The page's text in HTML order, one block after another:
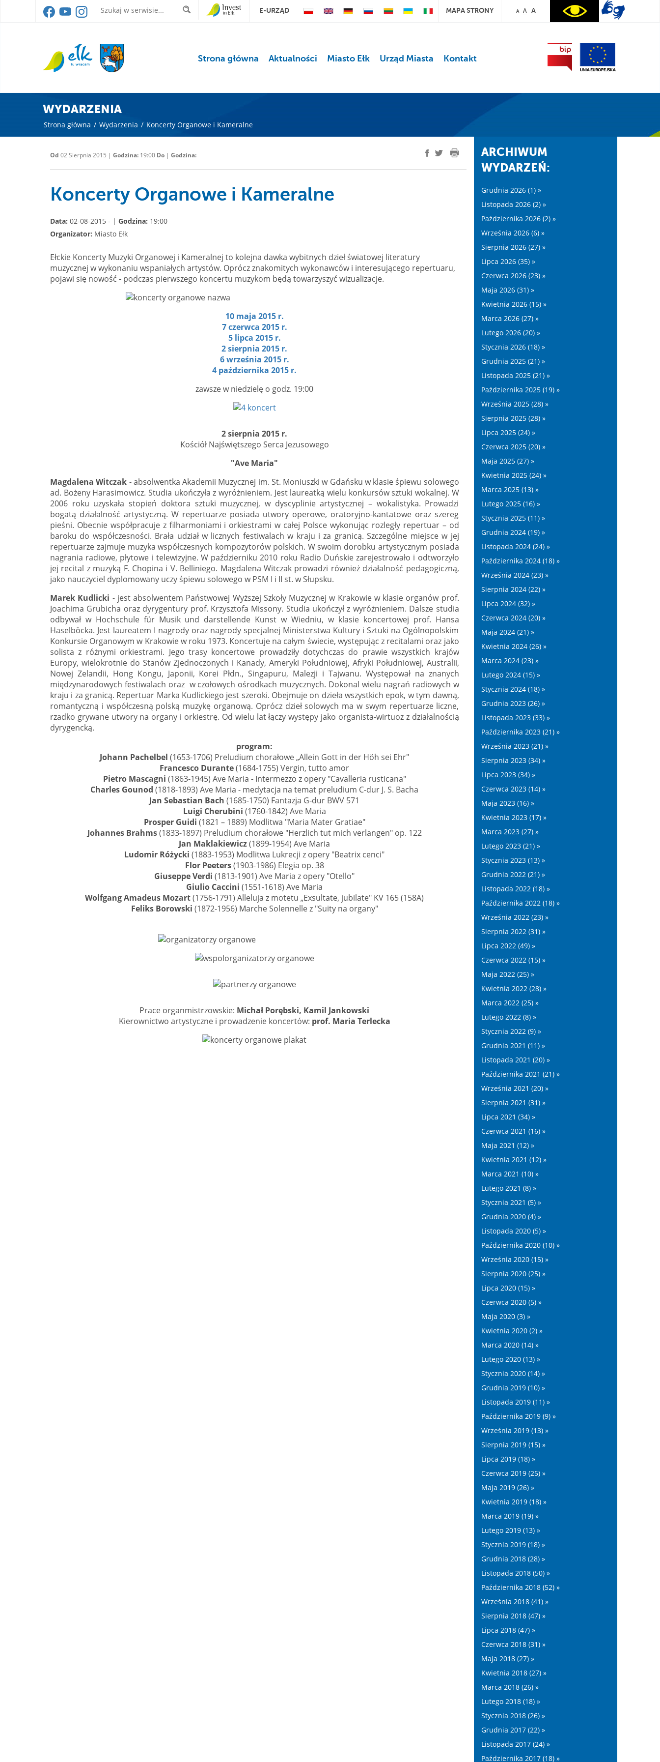
E-URZĄD MAPA STRONY A A A
Strona główna Aktualności Miasto Ełk Urząd Miasta Kontakt
WYDARZENIA
Strona główna / Wydarzenia / Koncerty Organowe i Kameralne
Od 02 Sierpnia 2015 | Godzina: 19:00 Do | Godzina:
Koncerty Organowe i Kameralne
Data: 02-08-2015 - | Godzina: 19:00
Organizator: Miasto Ełk
Ełckie Koncerty Muzyki Organowej i Kameralnej to kolejna dawka wybitnych dzieł światowej literatury
muzycznej w wykonaniu wspaniałych artystów. Oprócz znakomitych wykonawców i interesującego repertuaru,
pojawi się nowość - podczas pierwszego koncertu muzykom będą towarzyszyć wizualizacje.
10 maja 2015 r.
7 czerwca 2015 r.
5 lipca 2015 r.
2 sierpnia 2015 r.
6 września 2015 r.
4 października 2015 r.
zawsze w niedzielę o godz. 19:00
2 sierpnia 2015 r.
Kościół Najświętszego Serca Jezusowego
"Ave Maria"
Magdalena Witczak - absolwentka Akademii Muzycznej im. St. Moniuszki w Gdańsku w klasie śpiewu solowego
ad. Bożeny Harasimowicz. Studia ukończyła z wyróżnieniem. Jest laureatką wielu konkursów sztuki wokalnej. W
2006 roku uzyskała stopień doktora sztuki muzycznej, w dyscyplinie artystycznej – wokalistyka. Prowadzi
bogatą działalność artystyczną. W repertuarze posiada utwory operowe, oratoryjno-kantatowe oraz szereg
pieśni. Obecnie współpracuje z filharmoniami i orkiestrami w całej Polsce wykonując rozległy repertuar – od
baroku do współczesności. Brała udział w licznych festiwalach w kraju i za granicą. Szczególne miejsce w jej
repertuarze zajmuje muzyka współczesnych kompozytorów polskich. W swoim dorobku artystycznym posiada
nagrania radiowe, płytowe i telewizyjne. W październiku 2010 roku Radio Duńskie zarejestrowało i odtworzyło
jej recital z muzyką F. Chopina i V. Belliniego. Magdalena Witczak prowadzi również działalność pedagogiczną,
jako nauczyciel dyplomowany uczy śpiewu solowego w PSM I i II st. w Słupsku.
Marek Kudlicki - jest absolwentem Państwowej Wyższej Szkoły Muzycznej w Krakowie w klasie organów prof.
Joachima Grubicha oraz dyrygentury prof. Krzysztofa Missony. Studia ukończył z wyróżnieniem. Dalsze studia
odbywał w Hochschule für Musik und darstellende Kunst w Wiedniu, w klasie koncertowej prof. Hansa
Haselböcka. Jest laureatem I nagrody oraz nagrody specjalnej Ministerstwa Kultury i Sztuki na Ogólnopolskim
Konkursie Organowym w Krakowie w roku 1973. Koncertuje na całym świecie, występując z recitalami oraz jako
solista z różnymi orkiestrami. Jego trasy koncertowe prowadziły dotychczas do prawie wszystkich krajów
Europy, wielokrotnie do Stanów Zjednoczonych i Kanady, Ameryki Południowej, Afryki Południowej, Australii,
Nowej Zelandii, Hong Kongu, Japonii, Korei Płdn., Singapuru, Malezji i Tajwanu. Występował na znanych
międzynarodowych festiwalach oraz w czołowych ośrodkach muzycznych. Dokonal wielu nagrań radiowych w
kraju i za granicą. Repertuar Marka Kudlickiego jest szeroki. Obejmuje on dzieła wszystkich epok, w tym dawną,
romantyczną i współczesną polską muzykę organową. Oprócz dzieł solowych ma w swym repertuarze liczne,
rzadko grywane utwory na organy i orkiestrę. Od wielu lat łączy występy jako organista-wirtuoz z działalnością
dyrygencką.
program:
Johann Pachelbel (1653-1706) Preludium chorałowe „Allein Gott in der Höh sei Ehr"
Francesco Durante(1684-1755) Vergin, tutto amor
Pietro Mascagni (1863-1945) Ave Maria - Intermezzo z opery "Cavalleria rusticana"
Charles Gounod (1818-1893) Ave Maria - medytacja na temat preludium C-dur J. S. Bacha
Jan Sebastian Bach (1685-1750) Fantazja G-dur BWV 571
Luigi Cherubini (1760-1842) Ave Maria
Prosper Guidi (1821 – 1889) Modlitwa "Maria Mater Gratiae"
Johannes Brahms(1833-1897) Preludium chorałowe "Herzlich tut mich verlangen" op. 122
Jan Maklakiewicz(1899-1954) Ave Maria
Ludomir Różycki (1883-1953) Modlitwa Lukrecji z opery "Beatrix cenci"
Flor Peeters(1903-1986) Elegia op. 38
Giuseppe Verdi (1813-1901) Ave Maria z opery "Otello"
Giulio Caccini (1551-1618) Ave Maria
Wolfgang Amadeus Mozart(1756-1791) Alleluja z motetu „Exsultate, jubilate" KV 165 (158A)
Feliks Borowski (1872-1956) Marche Solennelle z "Suity na organy"
Prace organmistrzowskie: Michał Porębski, Kamil Jankowski
Kierownictwo artystyczne i prowadzenie koncertów: prof. Maria Terlecka
ARCHIWUM
WYDARZEŃ:
Grudnia 2026 (1) »
Listopada 2026 (2) »
Października 2026 (2) »
Września 2026 (6) »
Sierpnia 2026 (27) »
Lipca 2026 (35) »
Czerwca 2026 (23) »
Maja 2026 (31) »
Kwietnia 2026 (15) »
Marca 2026 (27) »
Lutego 2026 (20) »
Stycznia 2026 (18) »
Grudnia 2025 (21) »
Listopada 2025 (21) »
Października 2025 (19) »
Września 2025 (28) »
Sierpnia 2025 (28) »
Lipca 2025 (24) »
Czerwca 2025 (20) »
Maja 2025 (27) »
Kwietnia 2025 (24) »
Marca 2025 (13) »
Lutego 2025 (16) »
Stycznia 2025 (11) »
Grudnia 2024 (19) »
Listopada 2024 (24) »
Października 2024 (18) »
Września 2024 (23) »
Sierpnia 2024 (22) »
Lipca 2024 (32) »
Czerwca 2024 (20) »
Maja 2024 (21) »
Kwietnia 2024 (26) »
Marca 2024 (23) »
Lutego 2024 (15) »
Stycznia 2024 (18) »
Grudnia 2023 (26) »
Listopada 2023 (33) »
Października 2023 (21) »
Września 2023 (21) »
Sierpnia 2023 (34) »
Lipca 2023 (34) »
Czerwca 2023 (14) »
Maja 2023 (16) »
Kwietnia 2023 (17) »
Marca 2023 (27) »
Lutego 2023 (21) »
Stycznia 2023 (13) »
Grudnia 2022 (21) »
Listopada 2022 (18) »
Października 2022 (18) »
Września 2022 (23) »
Sierpnia 2022 (31) »
Lipca 2022 (49) »
Czerwca 2022 (15) »
Maja 2022 (25) »
Kwietnia 2022 (28) »
Marca 2022 (25) »
Lutego 2022 (8) »
Stycznia 2022 (9) »
Grudnia 2021 (11) »
Listopada 2021 (20) »
Października 2021 (21) »
Września 2021 (20) »
Sierpnia 2021 (31) »
Lipca 2021 (34) »
Czerwca 2021 (16) »
Maja 2021 (12) »
Kwietnia 2021 (12) »
Marca 2021 (10) »
Lutego 2021 (8) »
Stycznia 2021 (5) »
Grudnia 2020 (4) »
Listopada 2020 (5) »
Października 2020 (10) »
Września 2020 (15) »
Sierpnia 2020 (25) »
Lipca 2020 (15) »
Czerwca 2020 (5) »
Maja 2020 (3) »
Kwietnia 2020 (2) »
Marca 2020 (14) »
Lutego 2020 (13) »
Stycznia 2020 (14) »
Grudnia 2019 (10) »
Listopada 2019 (11) »
Października 2019 (9) »
Września 2019 (13) »
Sierpnia 2019 (15) »
Lipca 2019 (18) »
Czerwca 2019 (25) »
Maja 2019 (26) »
Kwietnia 2019 (18) »
Marca 2019 (19) »
Lutego 2019 (13) »
Stycznia 2019 (18) »
Grudnia 2018 (28) »
Listopada 2018 (50) »
Października 2018 (52) »
Września 2018 (41) »
Sierpnia 2018 (47) »
Lipca 2018 (47) »
Czerwca 2018 (31) »
Maja 2018 (27) »
Kwietnia 2018 (27) »
Marca 2018 (26) »
Lutego 2018 (18) »
Stycznia 2018 (26) »
Grudnia 2017 (22) »
Listopada 2017 (24) »
Października 2017 (18) »